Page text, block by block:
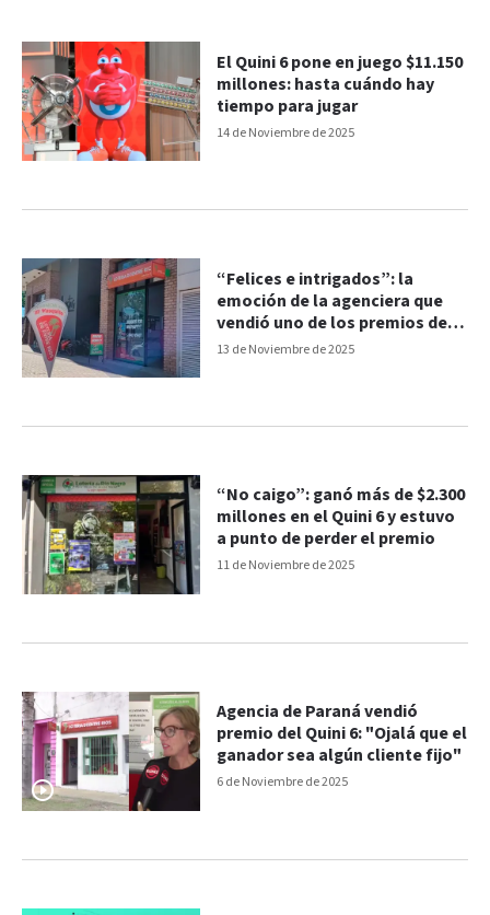
14 de Noviembre de 2025
El Quini 6 pone en juego $11.150
millones: hasta cuándo hay
tiempo para jugar
13 de Noviembre de 2025
“Felices e intrigados”: la
emoción de la agenciera que
vendió uno de los premios del
Quini 6
11 de Noviembre de 2025
“No caigo”: ganó más de $2.300
millones en el Quini 6 y estuvo
a punto de perder el premio
6 de Noviembre de 2025
Agencia de Paraná vendió
premio del Quini 6: "Ojalá que el
ganador sea algún cliente fijo"